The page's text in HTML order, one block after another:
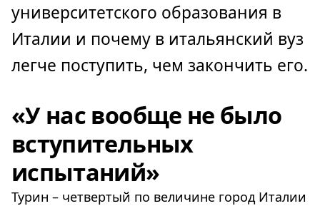
университетского образования в
Италии и почему в итальянский вуз
легче поступить, чем закончить его.
«У нас вообще не было
вступительных
испытаний»
Турин – четвертый по величине город Италии